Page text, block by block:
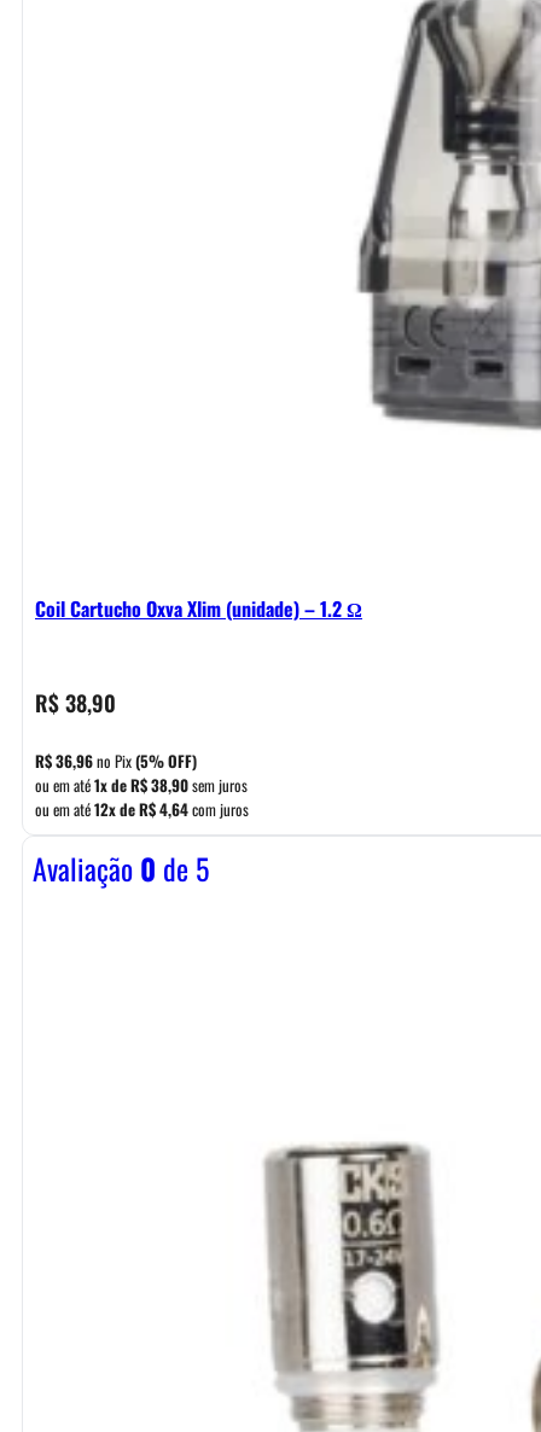
Coil Cartucho Oxva Xlim (unidade) – 1.2 Ω
R$38,90
R$36,96no Pix(5% OFF)
ou em até1x deR$38,90sem juros
ou em até12x deR$4,64com juros
Avaliação0 de 5